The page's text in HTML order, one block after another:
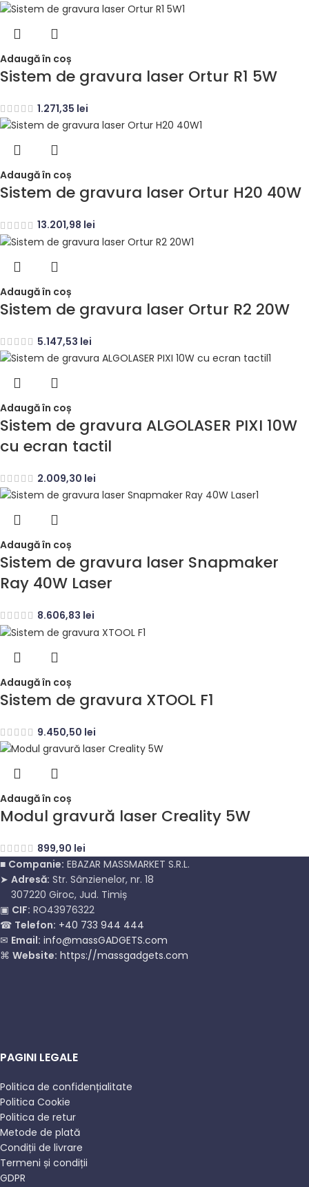
Adaugă în coș
Sistem de gravura laser Ortur R1 5W
1.271,35 lei
Adaugă în coș
Sistem de gravura laser Ortur H20 40W
13.201,98 lei
Adaugă în coș
Sistem de gravura laser Ortur R2 20W
5.147,53 lei
Adaugă în coș
Sistem de gravura ALGOLASER PIXI 10W
cu ecran tactil
2.009,30 lei
Adaugă în coș
Sistem de gravura laser Snapmaker
Ray 40W Laser
8.606,83 lei
Adaugă în coș
Sistem de gravura XTOOL F1
9.450,50 lei
Adaugă în coș
Modul gravură laser Creality 5W
899,90 lei
■ Companie: EBAZAR MASSMARKET S.R.L.
➤ Adresă: Str. Sânzienelor, nr. 18
307220 Giroc, Jud. Timiș
▣ CIF: RO43976322
☎ Telefon: +40 733 944 444
✉ Email: info@massGADGETS.com
⌘ Website: https://massgadgets.com
PAGINI LEGALE
Politica de confidențialitate
Politica Cookie
Politica de retur
Metode de plată
Condiții de livrare
Termeni și condiții
GDPR